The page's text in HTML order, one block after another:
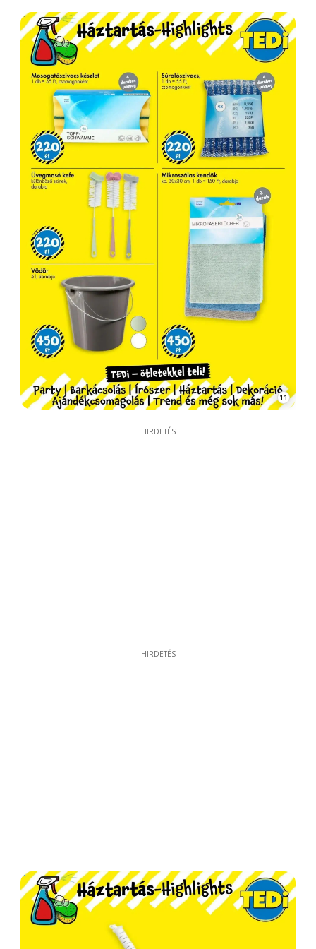
11
HIRDETÉS
HIRDETÉS